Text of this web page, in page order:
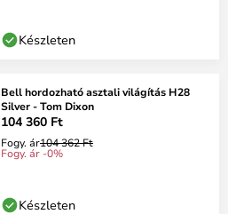
Készleten
Bell hordozható asztali világítás H28
Silver - Tom Dixon
104 360 Ft
Fogy. ár104 362 Ft
Fogy. ár -0%
Készleten